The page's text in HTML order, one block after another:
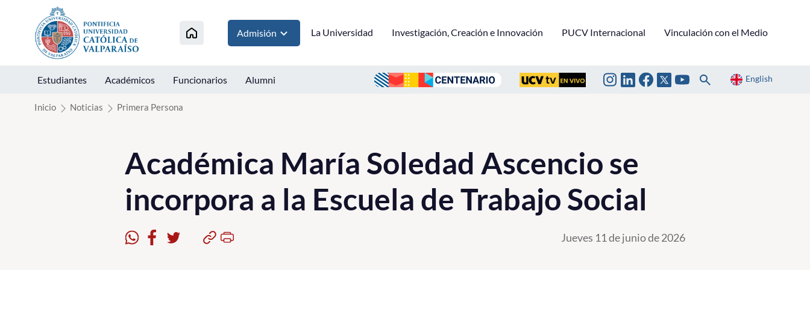
Click acá para ir directamente al contenido
Admisión La Universidad Investigación, Creación e Innovación PUCV Internacional Vinculación con el Medio
Estudiantes Académicos Funcionarios Alumni English
Inicio Noticias Primera Persona
Académica María Soledad Ascencio se
incorpora a la Escuela de Trabajo Social
Jueves 11 de junio de 2026